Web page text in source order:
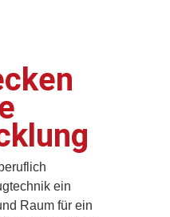
ein
Raum für ein